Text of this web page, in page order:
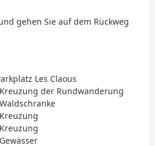
gehen Sie auf dem Rückweg
Les Claous
der Rundwanderung